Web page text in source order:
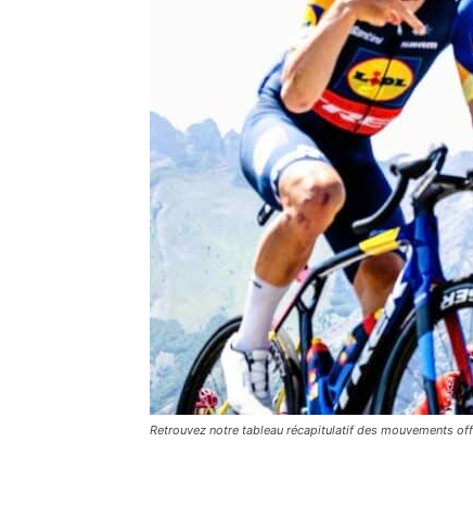
Retrouvez notre tableau récapitulatif des mouvements